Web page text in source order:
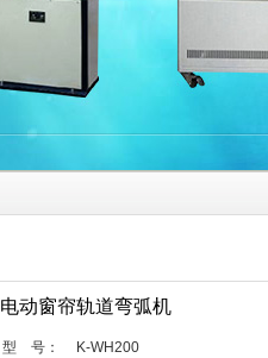
电动窗帘轨道弯弧机
型 号：
K-WH200